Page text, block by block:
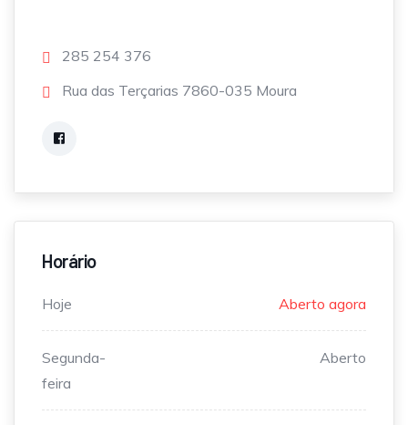
285 254 376
Rua das Terçarias 7860-035 Moura
Horário
Hoje Aberto agora
Segunda-
feira
Aberto